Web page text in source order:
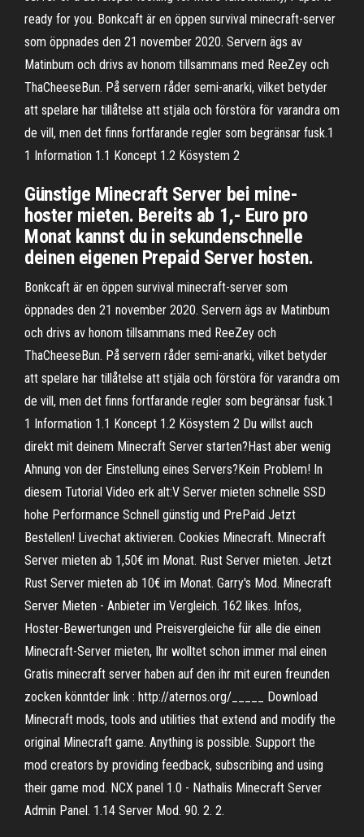
ready for you. Bonkcaft är en öppen survival minecraft-server
som öppnades den 21 november 2020. Servern ägs av
Matinbum och drivs av honom tillsammans med ReeZey och
ThaCheeseBun. På servern råder semi-anarki, vilket betyder
att spelare har tillåtelse att stjäla och förstöra för varandra om
de vill, men det finns fortfarande regler som begränsar fusk.1
1 Information 1.1 Koncept 1.2 Kösystem 2
Günstige Minecraft Server bei mine-
hoster mieten. Bereits ab 1,- Euro pro
Monat kannst du in sekundenschnelle
deinen eigenen Prepaid Server hosten.
Bonkcaft är en öppen survival minecraft-server som
öppnades den 21 november 2020. Servern ägs av Matinbum
och drivs av honom tillsammans med ReeZey och
ThaCheeseBun. På servern råder semi-anarki, vilket betyder
att spelare har tillåtelse att stjäla och förstöra för varandra om
de vill, men det finns fortfarande regler som begränsar fusk.1
1 Information 1.1 Koncept 1.2 Kösystem 2 Du willst auch
direkt mit deinem Minecraft Server starten?Hast aber wenig
Ahnung von der Einstellung eines Servers?Kein Problem! In
diesem Tutorial Video erk alt:V Server mieten schnelle SSD
hohe Performance Schnell günstig und PrePaid Jetzt
Bestellen! Livechat aktivieren. Cookies Minecraft. Minecraft
Server mieten ab 1,50€ im Monat. Rust Server mieten. Jetzt
Rust Server mieten ab 10€ im Monat. Garry's Mod. Minecraft
Server Mieten - Anbieter im Vergleich. 162 likes. Infos,
Hoster-Bewertungen und Preisvergleiche für alle die einen
Minecraft-Server mieten, Ihr wolltet schon immer mal einen
Gratis minecraft server haben auf den ihr mit euren freunden
zocken könntder link : http://aternos.org/_____ Download
Minecraft mods, tools and utilities that extend and modify the
original Minecraft game. Anything is possible. Support the
mod creators by providing feedback, subscribing and using
their game mod. NCX panel 1.0 - Nathalis Minecraft Server
Admin Panel. 1.14 Server Mod. 90. 2. 2.